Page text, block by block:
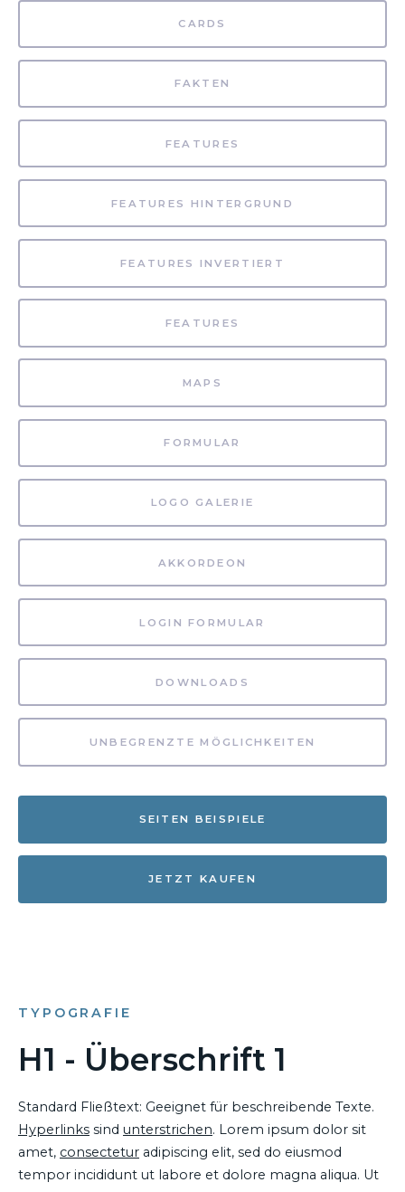
CARDS
FAKTEN
FEATURES
FEATURES HINTERGRUND
FEATURES INVERTIERT
FEATURES
MAPS
FORMULAR
LOGO GALERIE
AKKORDEON
LOGIN FORMULAR
DOWNLOADS
UNBEGRENZTE MÖGLICHKEITEN
SEITEN BEISPIELE
JETZT KAUFEN
TYPOGRAFIE
H1 - Überschrift 1
Standard Fließtext: Geeignet für beschreibende Texte.
Hyperlinks sind unterstrichen. Lorem ipsum dolor sit
amet, consectetur adipiscing elit, sed do eiusmod
tempor incididunt ut labore et dolore magna aliqua. Ut